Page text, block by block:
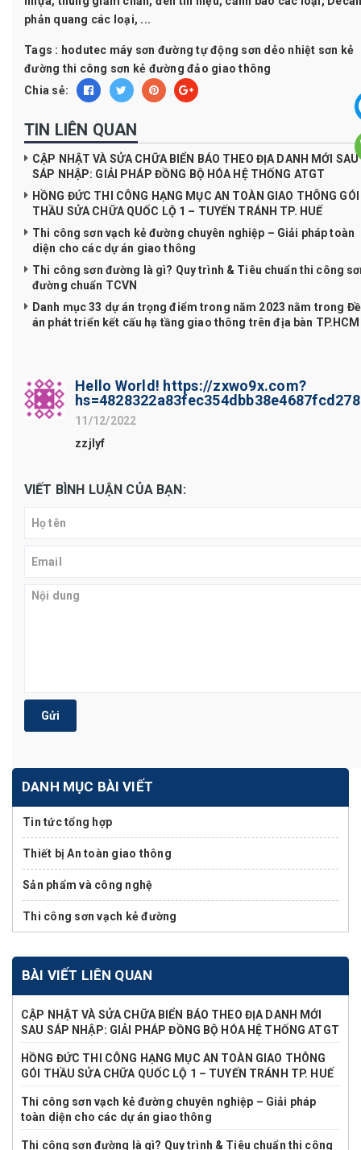
phản quang các loại, ...
Tags : hodutec máy sơn đường tự động sơn dẻo nhiệt sơn kẻ
đường thi công sơn kẻ đường đảo giao thông
Chia sẻ:
TIN LIÊN QUAN
CẬP NHẬT VÀ SỬA CHỮA BIỂN BÁO THEO ĐỊA DANH MỚI SAU
SÁP NHẬP: GIẢI PHÁP ĐỒNG BỘ HÓA HỆ THỐNG ATGT
HỒNG ĐỨC THI CÔNG HẠNG MỤC AN TOÀN GIAO THÔNG GÓI
THẦU SỬA CHỮA QUỐC LỘ 1 – TUYẾN TRÁNH TP. HUẾ
Thi công sơn vạch kẻ đường chuyên nghiệp – Giải pháp toàn
diện cho các dự án giao thông
Thi công sơn đường là gì? Quy trình & Tiêu chuẩn thi công
đường chuẩn TCVN
Danh mục 33 dự án trọng điểm trong năm 2023 nằm trong Đề
án phát triển kết cấu hạ tầng giao thông trên địa bàn TP.HCM
Hello World! https://zxwo9x.com?
11/12/2022
zzjlyf
VIẾT BÌNH LUẬN CỦA BẠN:
Gửi
DANH MỤC BÀI VIẾT
Tin tức tổng hợp
Thiết bị An toàn giao thông
Sản phẩm và công nghệ
Thi công sơn vạch kẻ đường
BÀI VIẾT LIÊN QUAN
CẬP NHẬT VÀ SỬA CHỮA BIỂN BÁO THEO ĐỊA DANH MỚI
SAU SÁP NHẬP: GIẢI PHÁP ĐỒNG BỘ HÓA HỆ THỐNG ATGT
HỒNG ĐỨC THI CÔNG HẠNG MỤC AN TOÀN GIAO THÔNG
GÓI THẦU SỬA CHỮA QUỐC LỘ 1 – TUYẾN TRÁNH TP. HUẾ
Thi công sơn vạch kẻ đường chuyên nghiệp – Giải pháp
toàn diện cho các dự án giao thông
Thi công sơn đường là gì? Quy trình & Tiêu chuẩn thi công